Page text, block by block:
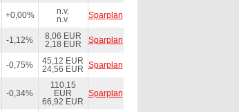
+0,00%
n.v.
n.v.
Sparplan
-1,12%
8,06 EUR
2,18 EUR
Sparplan
-0,75%
45,12 EUR
24,56 EUR Sparplan
-0,34%
110,15
EUR
66,92 EUR
Sparplan